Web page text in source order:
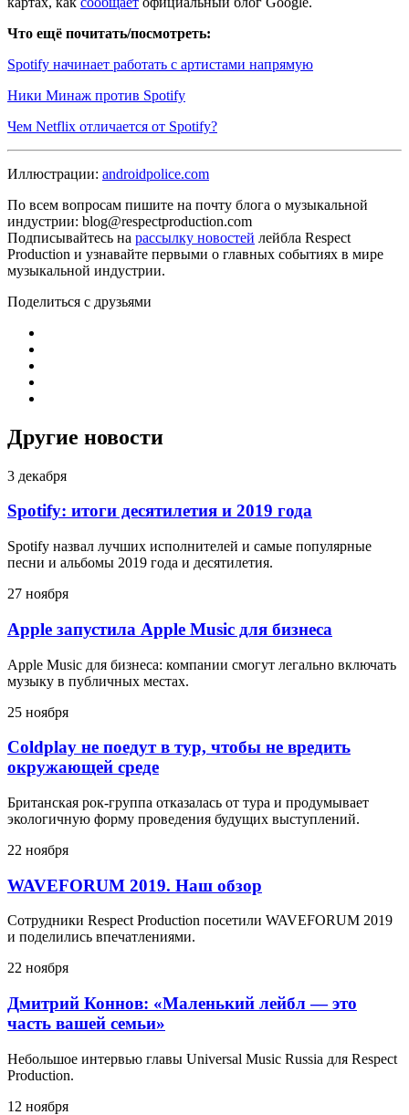
Что ещё почитать/посмотреть:
Spotify начинает работать с артистами напрямую
Ники Минаж против Spotify
Чем Netflix отличается от Spotify?
Иллюстрации: androidpolice.com
По всем вопросам пишите на почту блога о музыкальной
индустрии: blog@respectproduction.com
Подписывайтесь на рассылку новостей лейбла Respect
Production и узнавайте первыми о главных событиях в мире
музыкальной индустрии.
Поделиться с друзьями
Другие новости
3 декабря
Spotify: итоги десятилетия и 2019 года
Spotify назвал лучших исполнителей и самые популярные
песни и альбомы 2019 года и десятилетия.
27 ноября
Apple запустила Apple Music для бизнеса
Apple Music для бизнеса: компании смогут легально включать
музыку в публичных местах.
25 ноября
Coldplay не поедут в тур, чтобы не вредить
окружающей среде
Британская рок-группа отказалась от тура и продумывает
экологичную форму проведения будущих выступлений.
22 ноября
WAVEFORUM 2019. Наш обзор
Сотрудники Respect Production посетили WAVEFORUM 2019
и поделились впечатлениями.
22 ноября
Дмитрий Коннов: «Маленький лейбл — это
часть вашей семьи»
Небольшое интервью главы Universal Music Russia для Respect
Production.
12 ноября